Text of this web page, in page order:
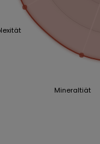
Mineraltiät